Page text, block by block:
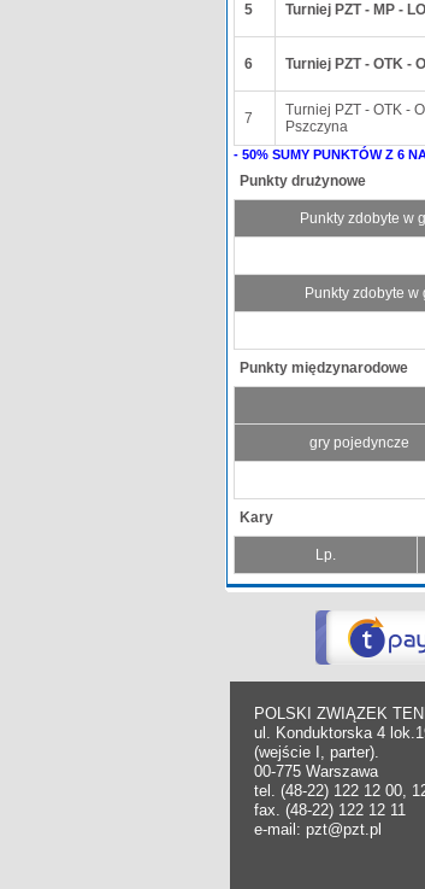
5 Turniej PZT - MP -
6 Turniej PZT - OTK -
7
Turniej PZT - OTK -
Pszczyna
- 50% SUMY PUNKTÓW Z 6
Punkty drużynowe
Punkty zdobyte w
Punkty zdobyte
Punkty międzynarodowe
gry pojedyncze
Kary
Lp.
POLSKI ZWIĄZEK
ul. Konduktorska 4
(wejście I, parter).
00-775 Warszawa
tel. (48-22) 122 12 00,
fax. (48-22) 122 12 11
e-mail: pzt@pzt.pl